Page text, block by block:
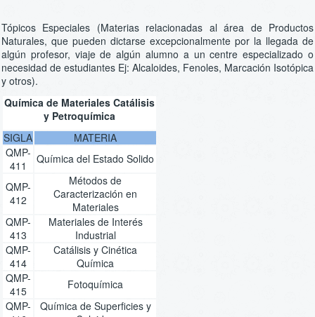
Tópicos Especiales (Materias relacionadas al área de Productos
Naturales, que pueden dictarse excepcionalmente por la llegada de
algún profesor, viaje de algún alumno a un centre especializado o
necesidad de estudiantes Ej: Alcaloides, Fenoles, Marcación Isotópica
y otros).
Química de Materiales Catálisis
y Petroquímica
SIGLA
MATERIA
QMP-
411
Química del Estado Solido
QMP-
412
Métodos de
Caracterización en
Materiales
QMP-
413
Materiales de Interés
Industrial
QMP-
414
Catálisis y Cinética
Química
QMP-
415
Fotoquímica
QMP-
Química de Superficies y